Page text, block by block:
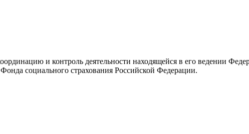
и контроль деятельности находящейся в его ведении
социального страхования Российской Федерации.